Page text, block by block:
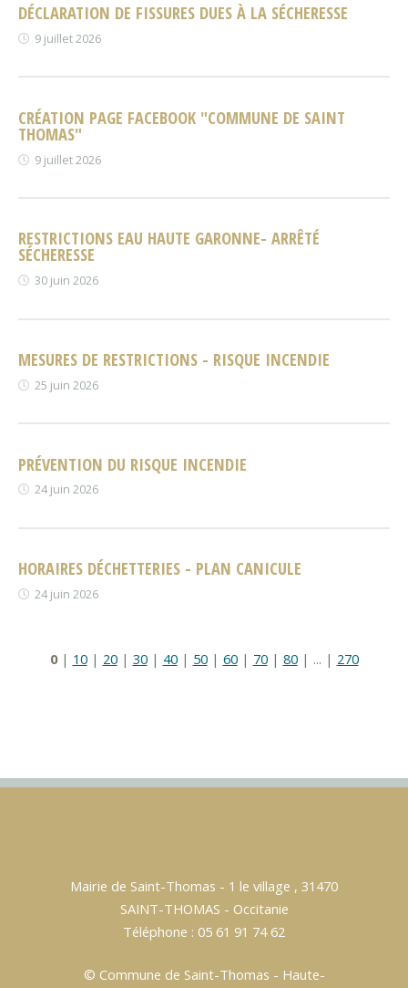
DÉCLARATION DE FISSURES DUES À LA SÉCHERESSE
9 juillet 2026
CRÉATION PAGE FACEBOOK "COMMUNE DE SAINT
THOMAS"
9 juillet 2026
RESTRICTIONS EAU HAUTE GARONNE- ARRÊTÉ
SÉCHERESSE
30 juin 2026
MESURES DE RESTRICTIONS - RISQUE INCENDIE
25 juin 2026
PRÉVENTION DU RISQUE INCENDIE
24 juin 2026
HORAIRES DÉCHETTERIES - PLAN CANICULE
24 juin 2026
0| 10| 20| 30| 40| 50| 60| 70| 80| ... | 270
Mairie de Saint-Thomas - 1 le village , 31470
SAINT-THOMAS - Occitanie
Téléphone : 05 61 91 74 62
© Commune de Saint-Thomas - Haute-